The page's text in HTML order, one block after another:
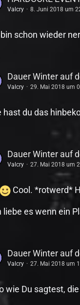
Valcry 8. Juni 2018 um
schon wieder
Dauer Winter auf
Valcry 29. Mai 2018 um
hast du das
Dauer Winter auf
Valcry 27. Mai 2018 um
Cool. *rotwerd*
liebe es wenn ein
Dauer Winter auf
Valcry 27. Mai 2018 um
wie Du sagtest,